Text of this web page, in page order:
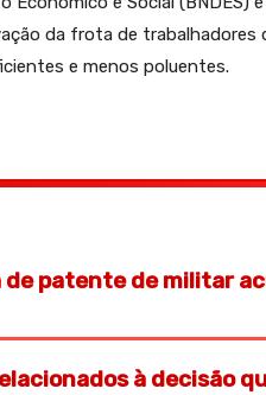
da frota de
e menos poluentes.
de patente de militar
à decisão